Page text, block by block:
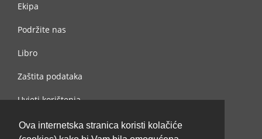
Ova internetska stranica koristi kolačiće
Ekipa
Podržite nas
Libro
Zaštita podataka
Uvjeti korištenja
Kontaktiraj nas